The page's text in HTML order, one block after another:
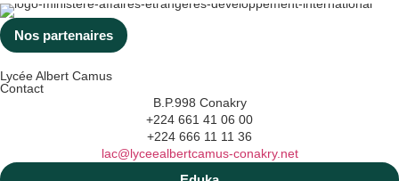
Nos partenaires
Lycée Albert Camus
Contact
B.P.998 Conakry
+224 661 41 06 00
+224 666 11 11 36
lac@lyceealbertcamus-conakry.net